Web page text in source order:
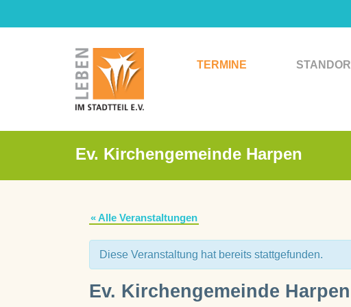
Inhalt
TERMINE
Ev. Kirchengemeinde Harpen
« Alle Veranstaltungen
Diese Veranstaltung hat bereits stattgefunden.
Ev. Kirchengemeinde Harpen